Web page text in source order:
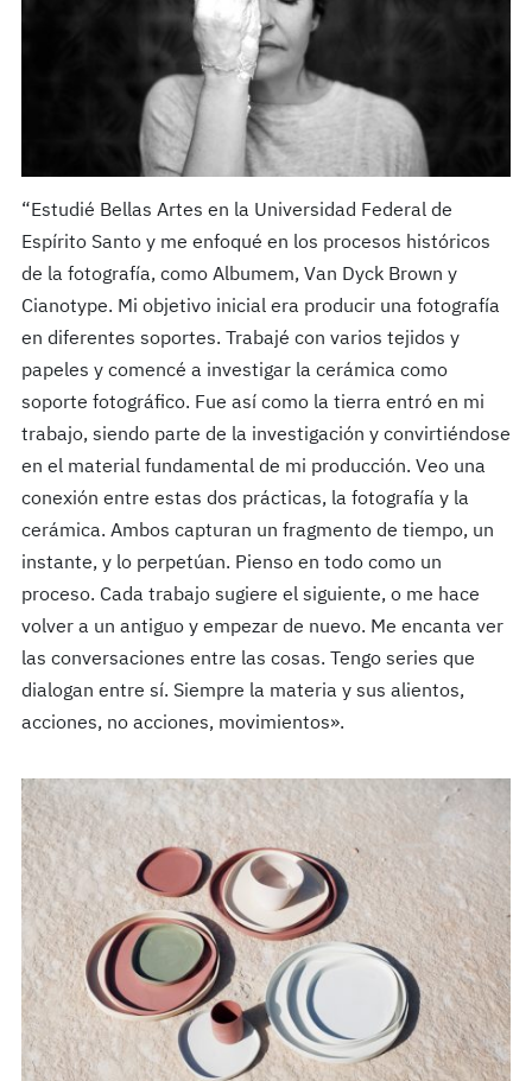
“Estudié Bellas Artes en la Universidad Federal de
Espírito Santo y me enfoqué en los procesos históricos
de la fotografía, como Albumem, Van Dyck Brown y
Cianotype. Mi objetivo inicial era producir una fotografía
en diferentes soportes. Trabajé con varios tejidos y
papeles y comencé a investigar la cerámica como
soporte fotográfico. Fue así como la tierra entró en mi
trabajo, siendo parte de la investigación y convirtiéndose
en el material fundamental de mi producción. Veo una
conexión entre estas dos prácticas, la fotografía y la
cerámica. Ambos capturan un fragmento de tiempo, un
instante, y lo perpetúan. Pienso en todo como un
proceso. Cada trabajo sugiere el siguiente, o me hace
volver a un antiguo y empezar de nuevo. Me encanta ver
las conversaciones entre las cosas. Tengo series que
dialogan entre sí. Siempre la materia y sus alientos,
acciones, no acciones, movimientos».